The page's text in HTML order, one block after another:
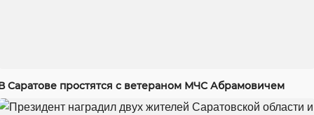
Саратове простятся с ветераном МЧС Абрамовичем